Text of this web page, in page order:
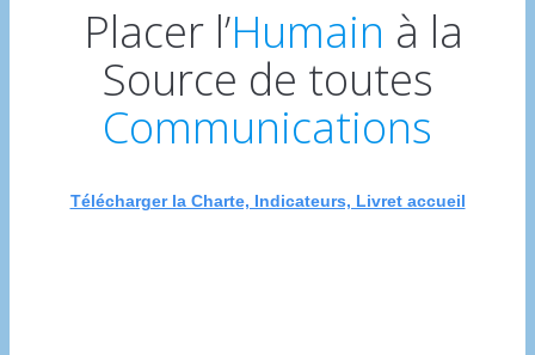
Placer l’Humain à la
Source de toutes
Communications
Télécharger la Charte, Indicateurs, Livret accueil